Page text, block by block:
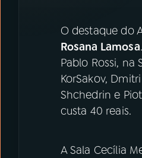
O destaque do
Rosana Lamosa
Pablo Rossi, na
KorSakov,
Shchedrin e
custa 40 reais.
A Sala Cecília